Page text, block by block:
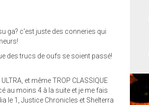
ga? c'est juste des conneries qui
des trucs de oufs se soient passé!
et même TROP CLASSIQUE
au moins 4 à la suite et je me fais
le 1, Justice Chronicles et Shelterra